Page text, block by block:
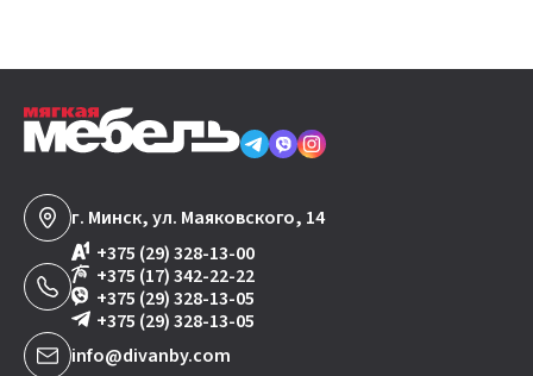
г. Минск, ул. Маяковского, 14
+375 (29) 328-13-00
+375 (17) 342-22-22
+375 (29) 328-13-05
+375 (29) 328-13-05
info@divanby.com